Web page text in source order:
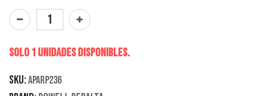
Solo 1 Unidades disponibles.
SKU:APARP236